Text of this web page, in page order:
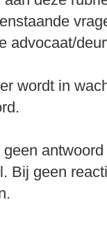
advocaat/
wordt in
geen
Bij geen